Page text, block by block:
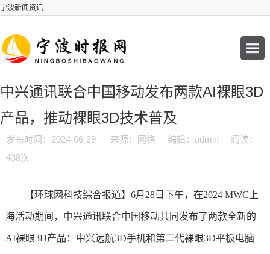
宁波新闻资讯
中兴通讯联合中国移动发布两款AI裸眼3D
产品，推动裸眼3D技术普及
发布时间：2024-06-29 来源：网络 编辑：admin
阅读：
438次
【环球网科技综合报道】6月28日下午，在2024 MWC上
海活动期间，中兴通讯联合中国移动共同发布了两款全新的
AI裸眼3D产品：中兴远航3D手机和第二代裸眼3D平板电脑